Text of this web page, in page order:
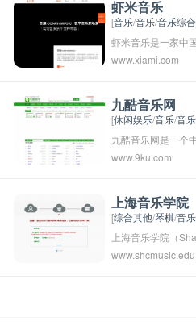
虾米音乐
[音乐/音乐/音乐综合
虾米音乐是一家中
线音乐服务和音乐
音乐和关注自己喜
乐以其丰富的音乐
互动功能而受到广
www.xiami.com
九酷音乐网
[休闲娱乐/音乐/音
九酷音乐网是一个
大量的音乐资源，
酷音乐网上收听各
行音乐、经典音乐
酷音乐网还提供歌
功能，方便用户找
www.9ku.com
上海音乐学院
[综合其他/琴棋/音
上海音乐学院（
Music）是中国一所